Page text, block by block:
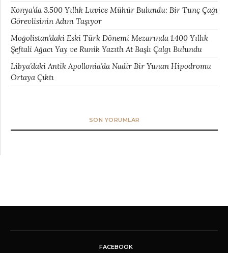
Konya’da 3.500 Yıllık Luvice Mühür Bulundu: Bir Tunç Çağı
Görevlisinin Adını Taşıyor
Moğolistan’daki Eski Türk Dönemi Mezarında 1.400 Yıllık
Şeftali Ağacı Yay ve Runik Yazıtlı At Başlı Çalgı Bulundu
Libya’daki Antik Apollonia’da Nadir Bir Yunan Hipodromu
Ortaya Çıktı
SON YORUMLAR
FACEBOOK